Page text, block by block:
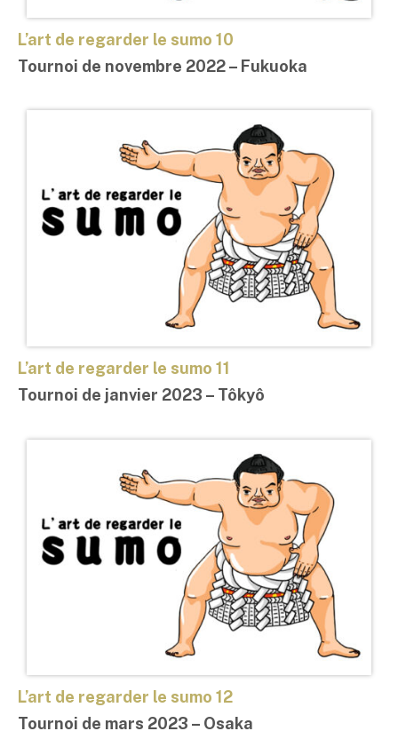
L’art de regarder le sumo 10
Tournoi de novembre 2022 – Fukuoka
L’art de regarder le sumo 11
Tournoi de janvier 2023 – Tôkyô
L’art de regarder le sumo 12
Tournoi de mars 2023 – Osaka